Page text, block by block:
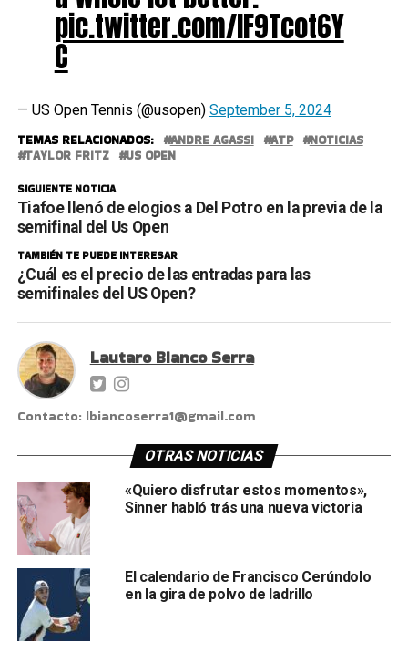
pic.twitter.com/lF9Tcot6Y
C
— US Open Tennis (@usopen) September 5, 2024
TEMAS RELACIONADOS: ANDRE AGASSI ATP
NOTICIAS
TAYLOR FRITZ
US OPEN
SIGUIENTE NOTICIA
Tiafoe llenó de elogios a Del Potro en la previa de la
semifinal del Us Open
TAMBIÉN TE PUEDE INTERESAR
¿Cuál es el precio de las entradas para las
semifinales del US Open?
Lautaro Bianco Serra
Contacto: lbiancoserra1@gmail.com
OTRAS NOTICIAS
«Quiero disfrutar estos momentos»,
Sinner habló trás una nueva victoria
El calendario de Francisco Cerúndolo
en la gira de polvo de ladrillo